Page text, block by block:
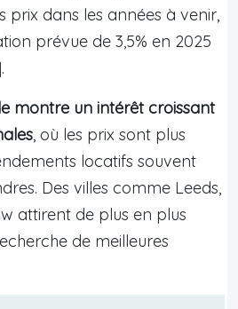
prix dans les années à venir,
prévue de 3,5% en 2025
montre un intérêt croissant
, où les prix sont plus
locatifs souvent
Des villes comme Leeds,
attirent de plus en plus
de meilleures